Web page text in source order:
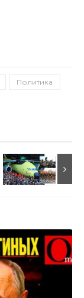
Политика